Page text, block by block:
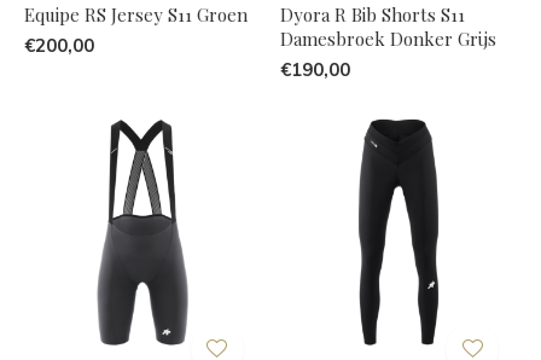
Equipe RS Jersey S11 Groen
€200,00
Dyora R Bib Shorts S11
Damesbroek Donker Grijs
€190,00